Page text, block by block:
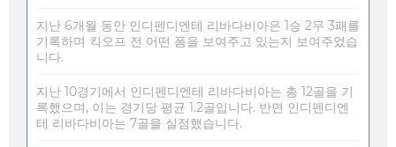
지난 6개월 동안 인디펜디엔테 리바다비아은 1승 2무 3패를
기록하며 킥오프 전 어떤 폼을 보여주고 있는지 보여주었습
니다.
지난 10경기에서 인디펜디엔테 리바다비아는 총 12골을 기
록했으며, 이는 경기당 평균 1.2골입니다. 반면 인디펜디엔
테 리바다비아는 7골을 실점했습니다.